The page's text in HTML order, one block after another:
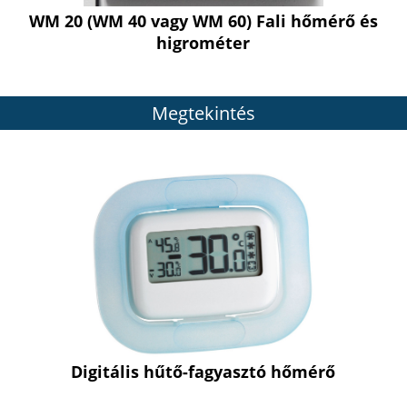
WM 20 (WM 40 vagy WM 60) Fali hőmérő és
higrométer
Megtekintés
Digitális hűtő-fagyasztó hőmérő